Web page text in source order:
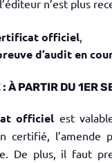
n’est plus
officiel
d’audit en
À PARTIR DU 1ER
officiel est
certifié, l’amende
De plus, il faut